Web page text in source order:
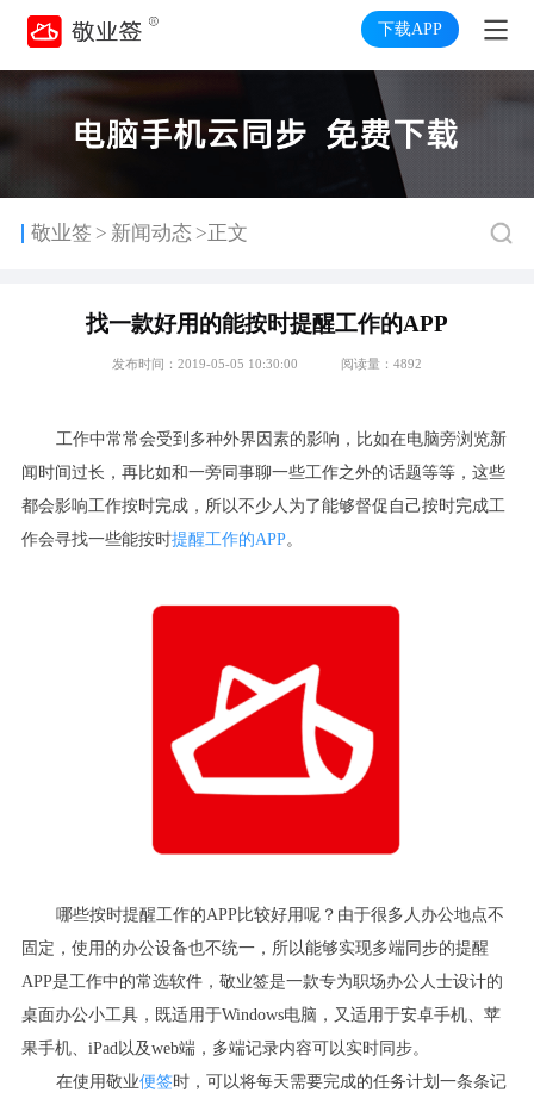
下载APP
敬业签 > 新闻动态 >正文
找一款好用的能按时提醒工作的APP
发布时间：2019-05-05 10:30:00 阅读量：4892
工作中常常会受到多种外界因素的影响，比如在电脑旁浏览新
闻时间过长，再比如和一旁同事聊一些工作之外的话题等等，这些
都会影响工作按时完成，所以不少人为了能够督促自己按时完成工
作会寻找一些能按时提醒工作的APP。
哪些按时提醒工作的APP比较好用呢？由于很多人办公地点不
固定，使用的办公设备也不统一，所以能够实现多端同步的提醒
APP是工作中的常选软件，敬业签是一款专为职场办公人士设计的
桌面办公小工具，既适用于Windows电脑，又适用于安卓手机、苹
果手机、 iPad以及web端，多端记录内容可以实时同步。
在使用敬业便签时，可以将每天需要完成的任务计划一条条记